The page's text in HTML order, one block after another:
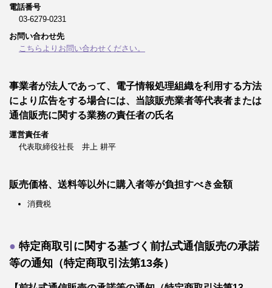
電話番号
03-6279-0231
お問い合わせ先
こちらよりお問い合わせください。
事業者が法人であって、電子情報処理組織を利用する方法
により広告をする場合には、当該販売業者等代表者または
通信販売に関する業務の責任者の氏名
運営責任者
代表取締役社長 井上 耕平
販売価格、送料等以外に購入者等が負担すべき金額
消費税
特定商取引に関する基づく前払式通信販売の承諾
等の通知（特定商取引法第13条）